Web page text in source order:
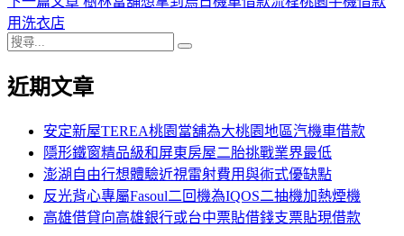
導
覽
章:
用洗衣店
搜
關
近期文章
安定新屋TEREA桃園當舖為大桃園地區汽機車借款
隱形鐵窗精品級和屏東房屋二胎挑戰業界最低
澎湖自由行想體驗近視雷射費用與術式優缺點
反光背心專屬Fasoul二回機為IQOS二抽機加熱煙機
高雄借貸向高雄銀行或台中票貼借錢支票貼現借款